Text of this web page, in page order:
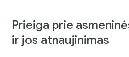
Prieiga prie
ir jos atnaujinimas